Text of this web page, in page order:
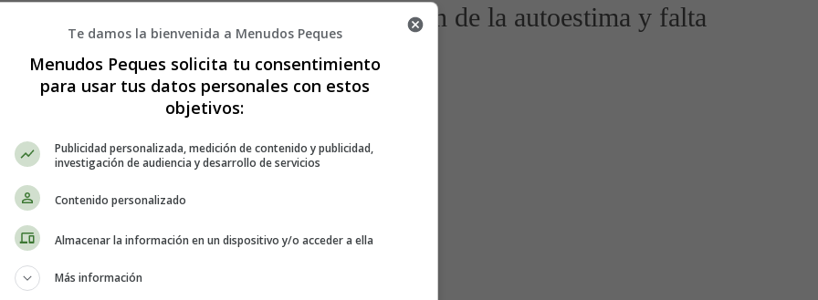
de tristeza, desesperación, disminución de la autoestima y falta
Te damos la bienvenida a Menudos Peques
Menudos Peques solicita tu consentimiento
para usar tus datos personales con estos
objetivos:
Publicidad personalizada, medición de contenido y publicidad,
investigación de audiencia y desarrollo de servicios
Contenido personalizado
Almacenar la información en un dispositivo y/o acceder a ella
Más información